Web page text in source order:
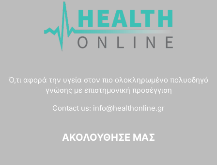
Ό,τι αφορά την υγεία στον πιο ολοκληρωμένο πολυοδηγό
γνώσης με επιστημονική προσέγγιση
Contact us: info@healthonline.gr
ΑΚΟΛΟΎΘΗΣΈ ΜΑΣ